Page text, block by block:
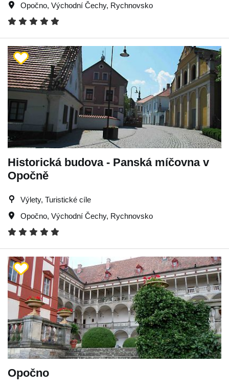
Opočno, Východní Čechy, Rychnovsko
Historická budova - Panská míčovna v
Opočně
Výlety, Turistické cíle
Opočno, Východní Čechy, Rychnovsko
Opočno